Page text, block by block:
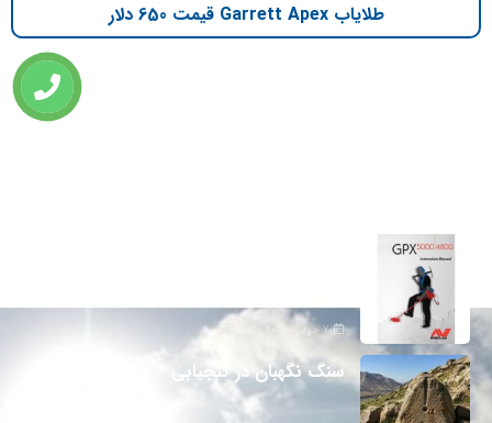
طلایاب Garrett Apex قیمت 650 دلار
7 جولای 2026
سنگ نگهبان در گنجیابی